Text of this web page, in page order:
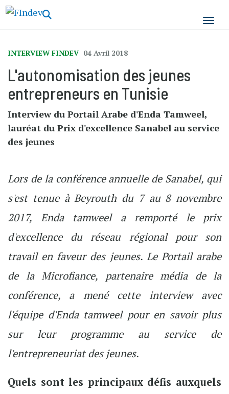
principal
INTERVIEW FINDEV 04 Avril 2018
L'autonomisation des jeunes
entrepreneurs en Tunisie
Interview du Portail Arabe d'Enda Tamweel,
lauréat du Prix d'excellence Sanabel au service
des jeunes
Lors de la conférence annuelle de Sanabel, qui
s'est tenue à Beyrouth du 7 au 8 novembre
2017, Enda tamweel a remporté le prix
d'excellence du réseau régional pour son
travail en faveur des jeunes. Le Portail arabe
de la Microfiance, partenaire média de la
conférence, a mené cette interview avec
l'équipe d'Enda tamweel pour en savoir plus
sur leur programme au service de
l'entrepreneuriat des jeunes.
Quels sont les principaux défis auxquels